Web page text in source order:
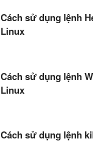
Cách sử dụng lệnh
Linux
Cách sử dụng lệnh
Linux
Cách sử dụng lệnh